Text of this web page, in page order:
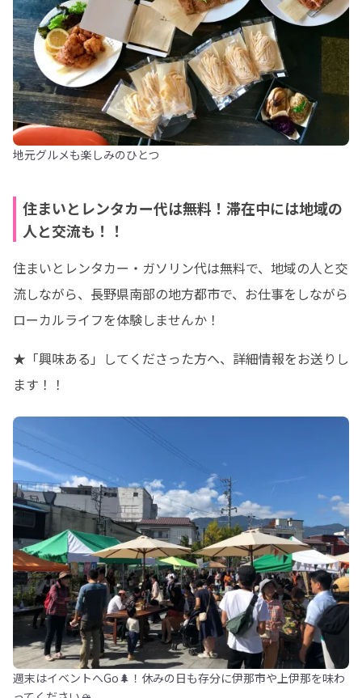
地元グルメも楽しみのひとつ
住まいとレンタカー代は無料！滞在中には地域の
人と交流も！！
住まいとレンタカー・ガソリン代は無料で、地域の人と交
流しながら、長野県南部の地方都市で、お仕事をしながら
ローカルライフを体験しませんか！
★「興味ある」してくださった方へ、詳細情報をお送りし
ます！！
週末はイベントへGo🌲！休みの日も存分に伊那市や上伊那を味わ